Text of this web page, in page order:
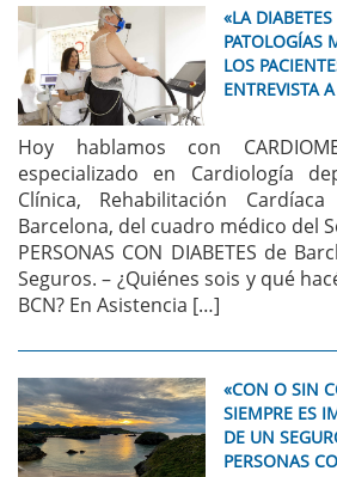
«LA
PATOLOGÍAS
LOS
ENTREVISTA
Hoy hablamos con
especializado en Cardiología
Clínica, Rehabilitación
Barcelona, del cuadro médico del
PERSONAS CON DIABETES de
Seguros. – ¿Quiénes sois y qué
BCN? En Asistencia […]
«CON O SIN
SIEMPRE ES
DE UN
PERSONAS